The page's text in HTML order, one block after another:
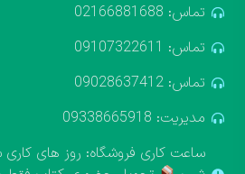
تماس: 02166881688
تماس: 09107322611
تماس: 09028637412
مدیریت: 09338665918